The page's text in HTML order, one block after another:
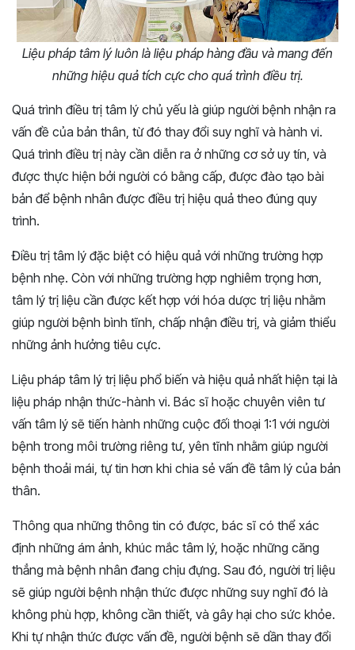
Liệu pháp tâm lý luôn là liệu pháp hàng đầu và mang đến
những hiệu quả tích cực cho quá trình điều trị.
Quá trình điều trị tâm lý chủ yếu là giúp người bệnh nhận ra
vấn đề của bản thân, từ đó thay đổi suy nghĩ và hành vi.
Quá trình điều trị này cần diễn ra ở những cơ sở uy tín, và
được thực hiện bởi người có bằng cấp, được đào tạo bài
bản để bệnh nhân được điều trị hiệu quả theo đúng quy
trình.
Điều trị tâm lý đặc biệt có hiệu quả với những trường hợp
bệnh nhẹ. Còn với những trường hợp nghiêm trọng hơn,
tâm lý trị liệu cần được kết hợp với hóa dược trị liệu nhằm
giúp người bệnh bình tĩnh, chấp nhận điều trị, và giảm thiểu
những ảnh hưởng tiêu cực.
Liệu pháp tâm lý trị liệu phổ biến và hiệu quả nhất hiện tại là
liệu pháp nhận thức-hành vi. Bác sĩ hoặc chuyên viên tư
vấn tâm lý sẽ tiến hành những cuộc đối thoại 1:1 với người
bệnh trong môi trường riêng tư, yên tĩnh nhằm giúp người
bệnh thoải mái, tự tin hơn khi chia sẻ vấn đề tâm lý của bản
thân.
Thông qua những thông tin có được, bác sĩ có thể xác
định những ám ảnh, khúc mắc tâm lý, hoặc những căng
thẳng mà bệnh nhân đang chịu đựng. Sau đó, người trị liệu
sẽ giúp người bệnh nhận thức được những suy nghĩ đó là
không phù hợp, không cần thiết, và gây hại cho sức khỏe.
Khi tự nhận thức được vấn đề, người bệnh sẽ dần thay đổi